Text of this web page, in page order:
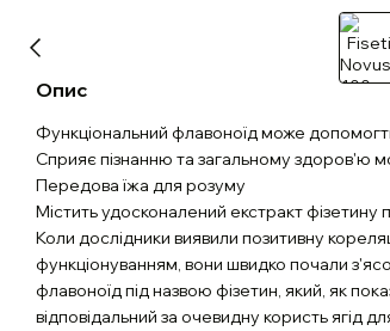
Опис
Функціональний флавоноїд може
Сприяє пізнанню та загальному здоров'ю
Передова їжа для розуму
Містить удосконалений екстракт фізетину
Коли дослідники виявили позитивну
функціонуванням, вони швидко почали
флавоноїд під назвою фізетин, який, як
відповідальний за очевидну користь ягід